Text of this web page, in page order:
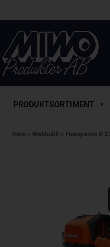
PRODUKTSORTIMENT
Hem » Webbutik » Husqvarna R